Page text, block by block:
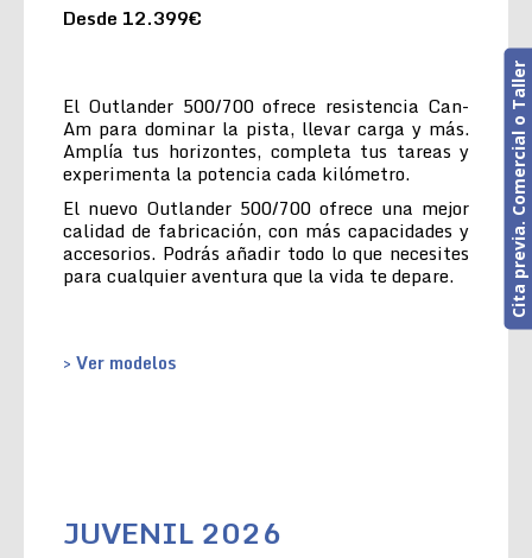
Desde 12.399€
El Outlander 500/700 ofrece resistencia Can-
Am para dominar la pista, llevar carga y más.
Amplía tus horizontes, completa tus tareas y
experimenta la potencia cada kilómetro.
El nuevo Outlander 500/700 ofrece una mejor
calidad de fabricación, con más capacidades y
accesorios. Podrás añadir todo lo que necesites
para cualquier aventura que la vida te depare.
> Ver modelos
JUVENIL 2026
Cita previa. Comercial o Taller